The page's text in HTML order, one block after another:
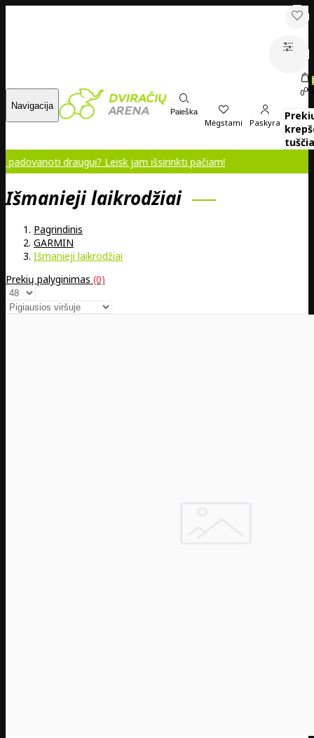
Navigacija
Paieška
Mėgstami Paskyra
000
draugui? Leisk jam išsirinkti pačiam!
Išmanieji laikrodžiai
Pagrindinis
GARMIN
Išmanieji laikrodžiai
Prekių palyginimas (0)